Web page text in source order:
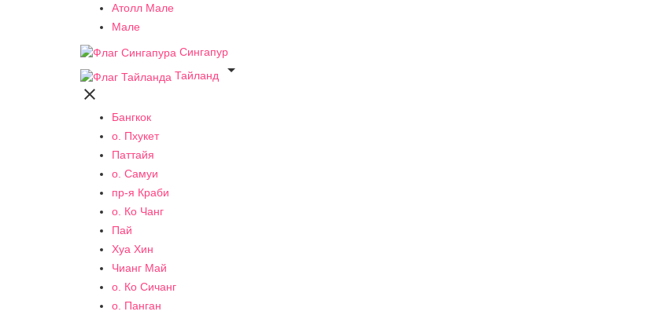
Атолл Мале
Мале
Сингапур
Тайланд


Бангкок
о. Пхукет
Паттайя
о. Самуи
пр-я Краби
о. Ко Чанг
Пай
Хуа Хин
Чианг Май
о. Ко Сичанг
о. Панган